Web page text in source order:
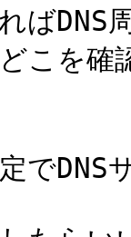
ばDNS
こを確
で